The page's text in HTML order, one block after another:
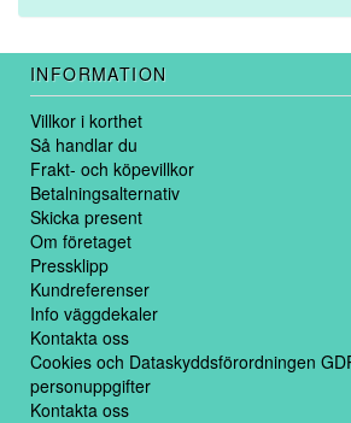
INFORMATION
Villkor i korthet
Så handlar du
Frakt- och köpevillkor
Betalningsalternativ
Skicka present
Om företaget
Pressklipp
Kundreferenser
Info väggdekaler
Kontakta oss
Cookies och Dataskyddsförordningen
personuppgifter
Kontakta oss